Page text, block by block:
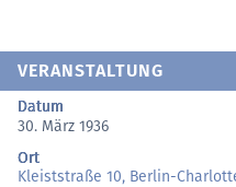
VERANSTALTUNG
Datum
30. März 1936
Ort
Kleiststraße 10, Berlin-